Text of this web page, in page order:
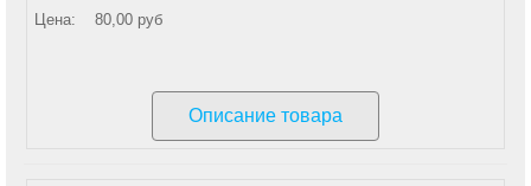
Цена: 80,00 руб
Описание товара